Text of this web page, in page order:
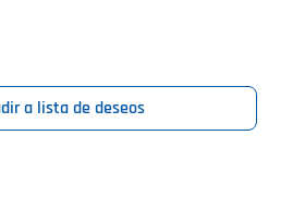
a lista de deseos